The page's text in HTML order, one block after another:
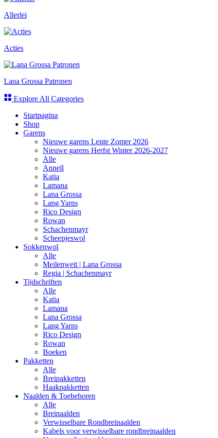
Allerlei
Acties
Lana Grossa Patronen
Explore All Categories
Startpagina
Shop
Garens
Nieuwe garens Lente Zomer 2026
Nieuwe garens Herfst Winter 2026-2027
Alle
Annell
Katia
Lamana
Lana Grossa
Lang Yarns
Rico Design
Rowan
Schachenmayr
Scheepjeswol
Sokkenwol
Alle
Meilenweit | Lana Grossa
Regia | Schachenmayr
Tijdschriften
Alle
Katia
Lamana
Lana Grossa
Lang Yarns
Rico Design
Rowan
Boeken
Pakketten
Alle
Breipakketten
Haakpakketten
Naalden & Toebehoren
Alle
Breinaalden
Verwisselbare Rondbreinaalden
Kabels voor verwisselbare rondbreinaalden